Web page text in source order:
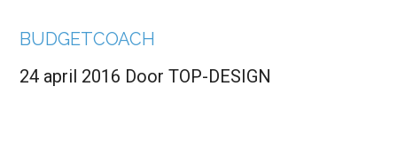
BUDGETCOACH
24 april 2016 DoorTOP-DESIGN